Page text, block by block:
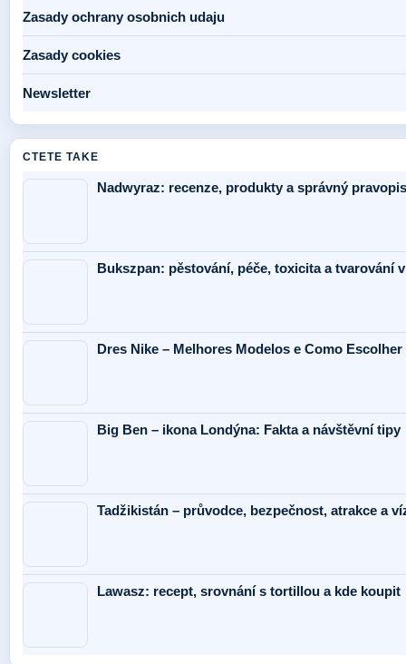
Zasady ochrany osobnich udaju
Zasady cookies
Newsletter
CTETE TAKE
Nadwyraz: recenze, produkty a správný pravopis
Bukszpan: pěstování, péče, toxicita a tvarování
Dres Nike – Melhores Modelos e Como Escolher
Big Ben – ikona Londýna: Fakta a návštěvní tipy
Tadžikistán – průvodce, bezpečnost, atrakce a
Lawasz: recept, srovnání s tortillou a kde koupit